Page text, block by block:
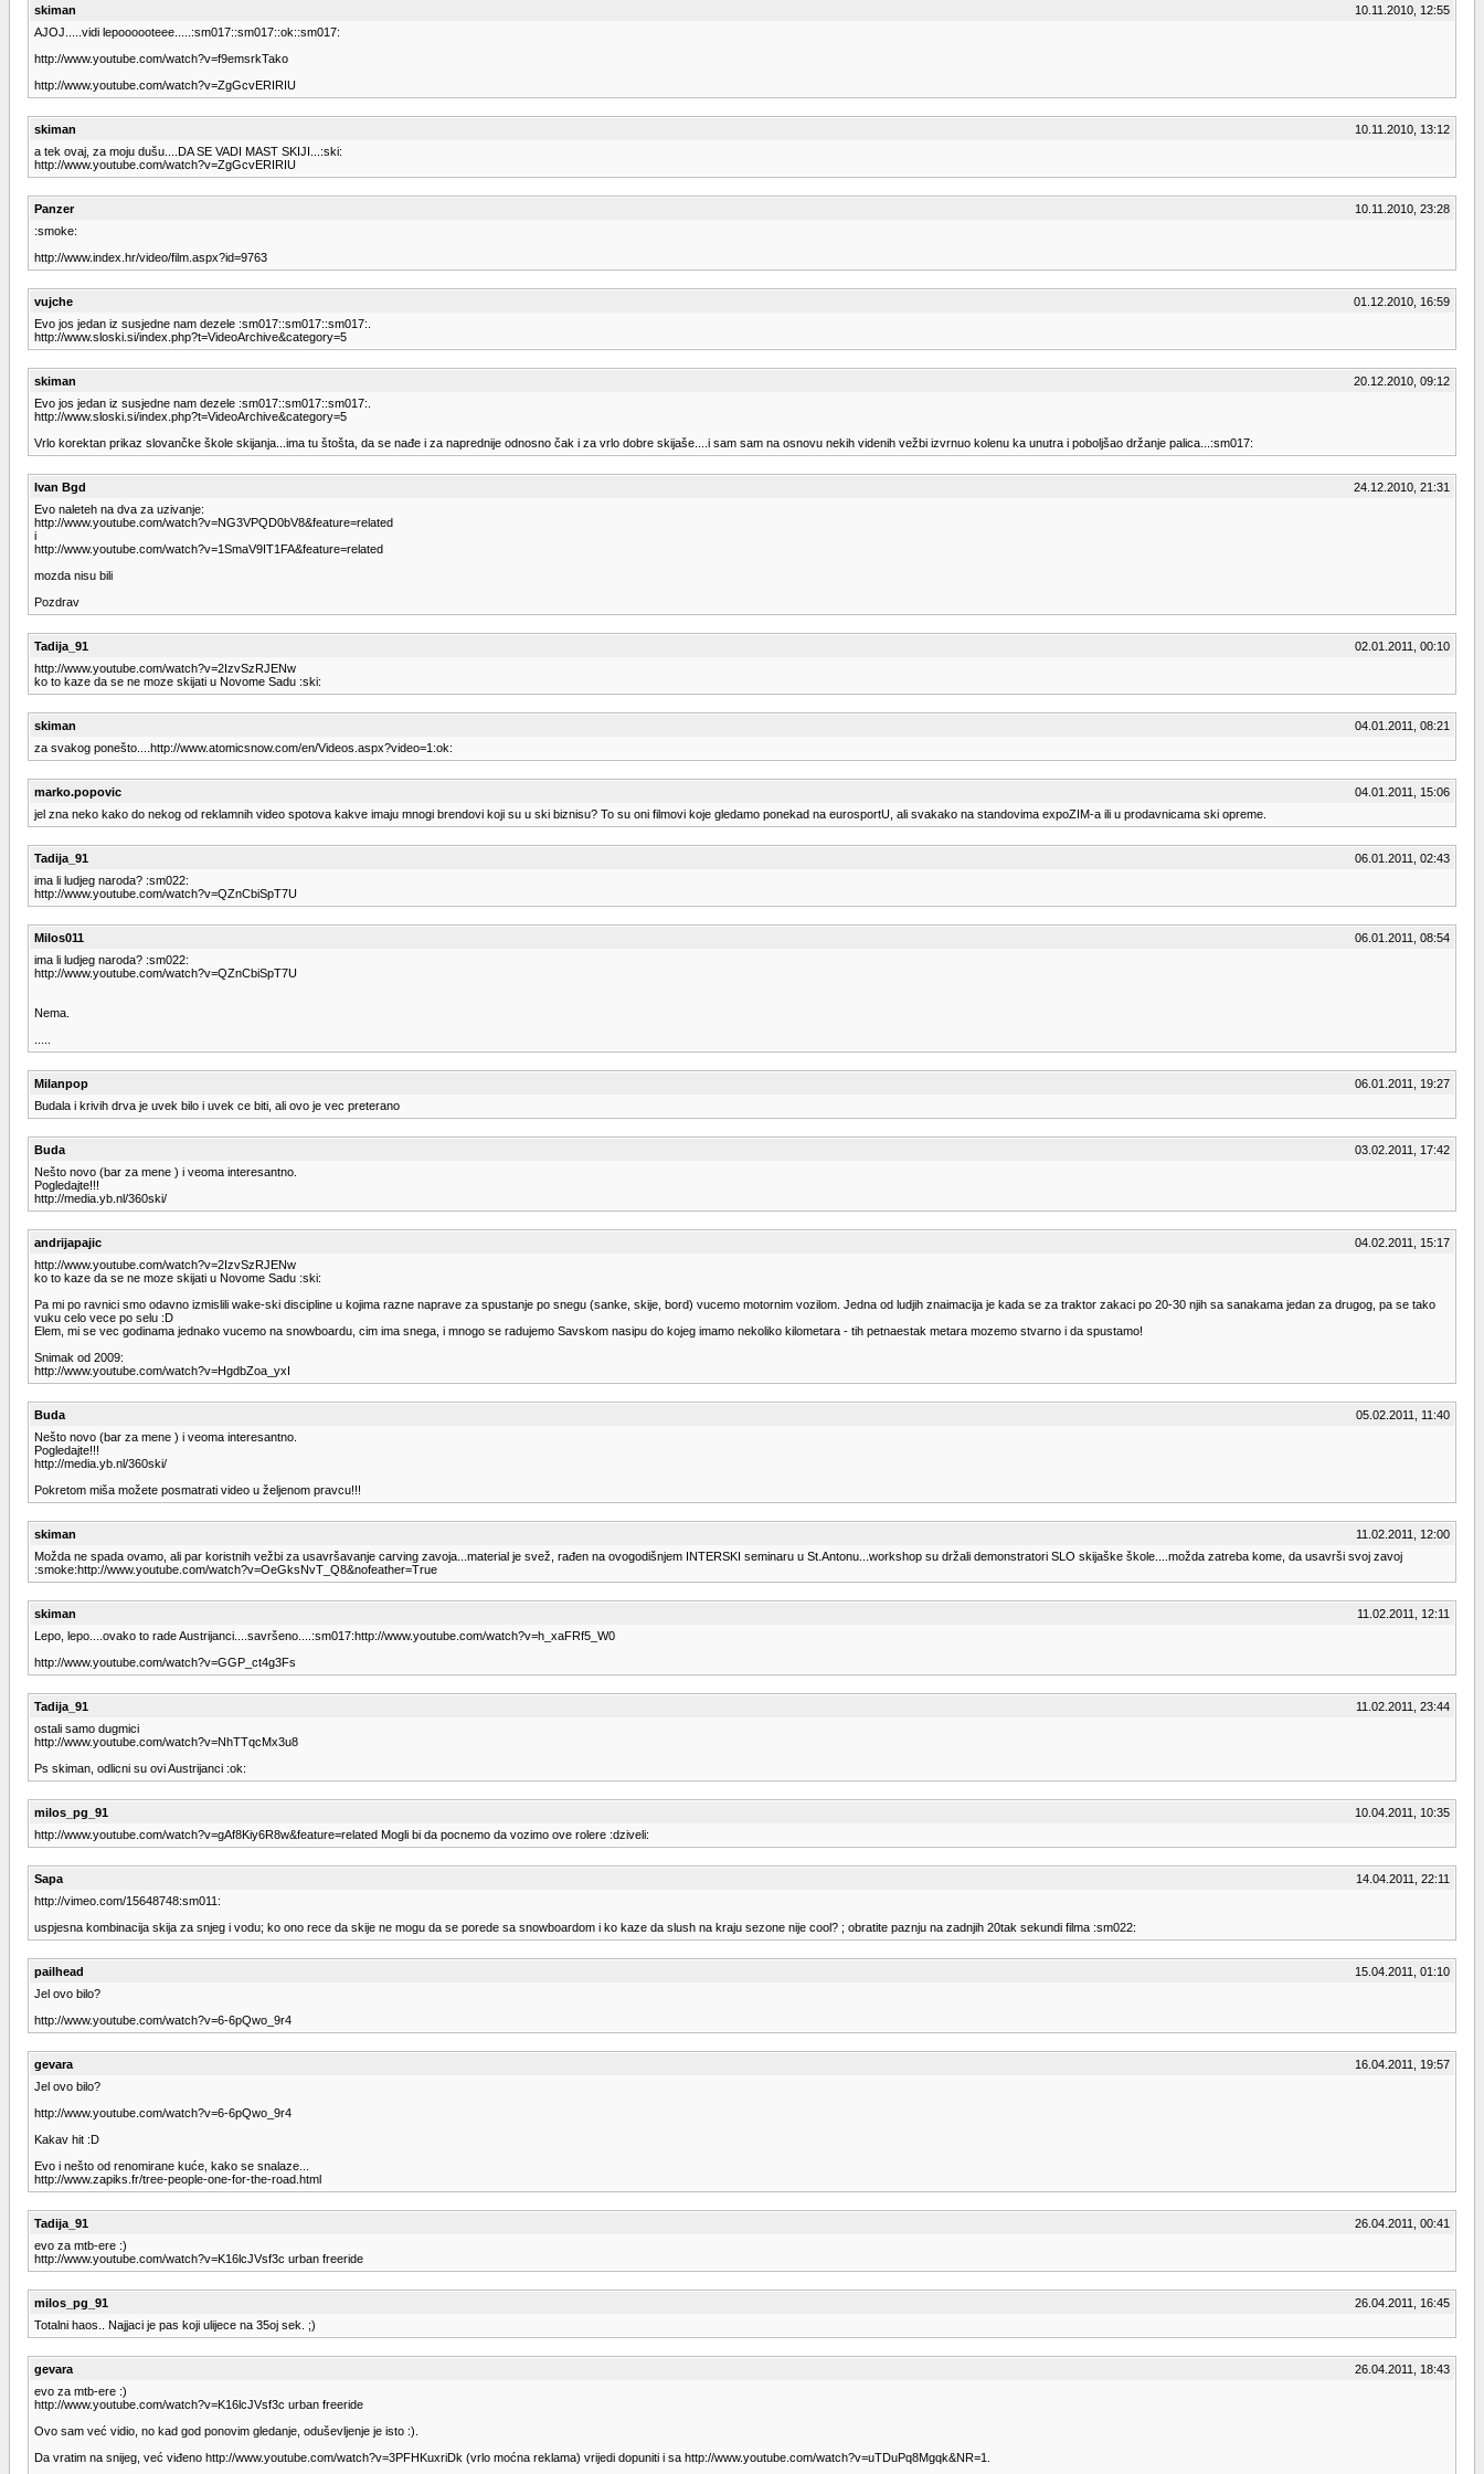
skiman
10.11.2010, 12:55
AJOJ.....vidi lepoooooteee.....:sm017::sm017::ok::sm017:
http://www.youtube.com/watch?v=f9emsrkTako
http://www.youtube.com/watch?v=ZgGcvERIRIU
skiman
10.11.2010, 13:12
a tek ovaj, za moju dušu....DA SE VADI MAST SKIJI...:ski:
http://www.youtube.com/watch?v=ZgGcvERIRIU
Panzer
10.11.2010, 23:28
:smoke:
http://www.index.hr/video/film.aspx?id=9763
vujche
01.12.2010, 16:59
Evo jos jedan iz susjedne nam dezele :sm017::sm017::sm017:.
http://www.sloski.si/index.php?t=VideoArchive&category=5
skiman
20.12.2010, 09:12
Evo jos jedan iz susjedne nam dezele :sm017::sm017::sm017:.
http://www.sloski.si/index.php?t=VideoArchive&category=5
Vrlo korektan prikaz slovančke škole skijanja...ima tu štošta, da se nađe i za naprednije odnosno čak i za vrlo dobre skijaše....i sam sam na osnovu nekih videnih vežbi izvrnuo kolenu ka unutra i poboljšao držanje palica...:sm017:
Ivan Bgd
24.12.2010, 21:31
Evo naleteh na dva za uzivanje:
http://www.youtube.com/watch?v=NG3VPQD0bV8&feature=related
i
http://www.youtube.com/watch?v=1SmaV9IT1FA&feature=related
mozda nisu bili
Pozdrav
Tadija_91
02.01.2011, 00:10
http://www.youtube.com/watch?v=2IzvSzRJENw
ko to kaze da se ne moze skijati u Novome Sadu :ski:
skiman
04.01.2011, 08:21
za svakog ponešto....http://www.atomicsnow.com/en/Videos.aspx?video=1:ok:
marko.popovic
04.01.2011, 15:06
jel zna neko kako do nekog od reklamnih video spotova kakve imaju mnogi brendovi koji su u ski biznisu? To su oni filmovi koje gledamo ponekad na eurosportU, ali svakako na standovima expoZIM-a ili u prodavnicama ski opreme.
Tadija_91
06.01.2011, 02:43
ima li ludjeg naroda? :sm022:
http://www.youtube.com/watch?v=QZnCbiSpT7U
Milos011
06.01.2011, 08:54
ima li ludjeg naroda? :sm022:
http://www.youtube.com/watch?v=QZnCbiSpT7U
Nema.
Milanpop
06.01.2011, 19:27
Budala i krivih drva je uvek bilo i uvek ce biti, ali ovo je vec preterano
Buda
03.02.2011, 17:42
Nešto novo (bar za mene ) i veoma interesantno.
Pogledajte!!!
http://media.yb.nl/360ski/
andrijapajic
04.02.2011, 15:17
http://www.youtube.com/watch?v=2IzvSzRJENw
ko to kaze da se ne moze skijati u Novome Sadu :ski:
Pa mi po ravnici smo odavno izmislili wake-ski discipline u kojima razne naprave za spustanje po snegu (sanke, skije, bord) vucemo motornim vozilom. Jedna od ludjih znaimacija je kada se za traktor zakaci po 20-30 njih sa sanakama jedan za drugog, pa se tako
vuku celo vece po selu :D
Elem, mi se vec godinama jednako vucemo na snowboardu, cim ima snega, i mnogo se radujemo Savskom nasipu do kojeg imamo nekoliko kilometara - tih petnaestak metara mozemo stvarno i da spustamo!
Snimak od 2009:
http://www.youtube.com/watch?v=HgdbZoa_yxI
Buda
05.02.2011, 11:40
Nešto novo (bar za mene ) i veoma interesantno.
Pogledajte!!!
http://media.yb.nl/360ski/
Pokretom miša možete posmatrati video u željenom pravcu!!!
skiman
11.02.2011, 12:00
Možda ne spada ovamo, ali par koristnih vežbi za usavršavanje carving zavoja...material je svež, rađen na ovogodišnjem INTERSKI seminaru u St.Antonu...workshop su držali demonstratori SLO skijaške škole....možda zatreba kome, da usavrši svoj zavoj
:smoke:http://www.youtube.com/watch?v=OeGksNvT_Q8&nofeather=True
skiman
11.02.2011, 12:11
Lepo, lepo....ovako to rade Austrijanci....savršeno....:sm017:http://www.youtube.com/watch?v=h_xaFRf5_W0
http://www.youtube.com/watch?v=GGP_ct4g3Fs
Tadija_91
11.02.2011, 23:44
ostali samo dugmici
http://www.youtube.com/watch?v=NhTTqcMx3u8
Ps skiman, odlicni su ovi Austrijanci :ok:
milos_pg_91
10.04.2011, 10:35
http://www.youtube.com/watch?v=gAf8Kiy6R8w&feature=related Mogli bi da pocnemo da vozimo ove rolere :dziveli:
Sapa
14.04.2011, 22:11
http://vimeo.com/15648748:sm011:
uspjesna kombinacija skija za snjeg i vodu; ko ono rece da skije ne mogu da se porede sa snowboardom i ko kaze da slush na kraju sezone nije cool? ; obratite paznju na zadnjih 20tak sekundi filma :sm022:
pailhead
15.04.2011, 01:10
Jel ovo bilo?
http://www.youtube.com/watch?v=6-6pQwo_9r4
gevara
16.04.2011, 19:57
Jel ovo bilo?
http://www.youtube.com/watch?v=6-6pQwo_9r4
Kakav hit :D
Evo i nešto od renomirane kuće, kako se snalaze...
http://www.zapiks.fr/tree-people-one-for-the-road.html
Tadija_91
26.04.2011, 00:41
evo za mtb-ere :)
http://www.youtube.com/watch?v=K16lcJVsf3c urban freeride
milos_pg_91
26.04.2011, 16:45
Totalni haos.. Najjaci je pas koji ulijece na 35oj sek. ;)
gevara
26.04.2011, 18:43
evo za mtb-ere :)
http://www.youtube.com/watch?v=K16lcJVsf3c urban freeride
Ovo sam već vidio, no kad god ponovim gledanje, oduševljenje je isto :).
Da vratim na snijeg, već viđeno http://www.youtube.com/watch?v=3PFHKuxriDk (vrlo moćna reklama) vrijedi dopuniti i sa http://www.youtube.com/watch?v=uTDuPq8Mgqk&NR=1.